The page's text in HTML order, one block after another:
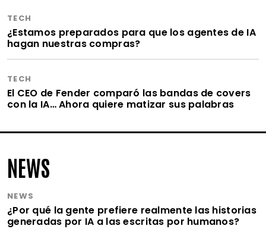
TECH
¿Estamos preparados para que los agentes de IA
hagan nuestras compras?
TECH
El CEO de Fender comparó las bandas de covers
con la IA… Ahora quiere matizar sus palabras
NEWS
NEWS
¿Por qué la gente prefiere realmente las historias
generadas por IA a las escritas por humanos?